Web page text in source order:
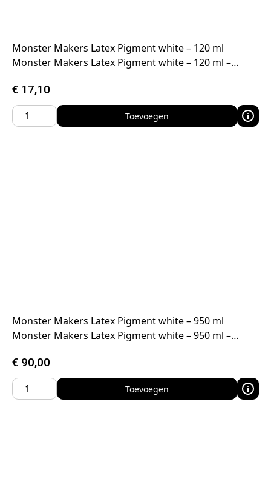
Monster Makers Latex Pigment white – 120 ml
Monster Makers Latex Pigment white – 120 ml –…
€ 17,10
Toevoegen
Monster Makers Latex Pigment white – 950 ml
Monster Makers Latex Pigment white – 950 ml –…
€ 90,00
Toevoegen